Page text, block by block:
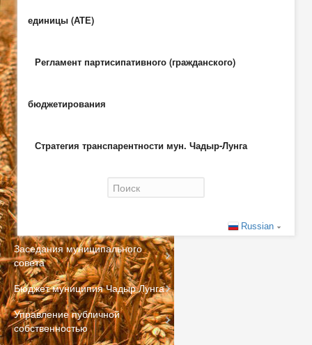
единицы (АТЕ)
Регламент партисипативного (гражданского)
бюджетирования
Стратегия транспарентности мун. Чадыр-Лунга
Russian
Заседания муниципального
совета
Бюджет муниципия Чадыр Лунга
Управление публичной
собственностью